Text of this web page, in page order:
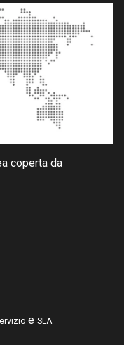
coperta da
e SLA